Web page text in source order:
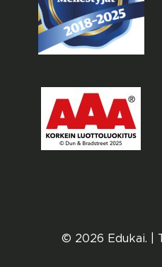
© 2026 Edukai. |